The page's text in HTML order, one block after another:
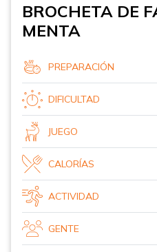
BROCHETA DE
MENTA
PREPARACIÓN
DIFICULTAD
JUEGO
CALORÍAS
ACTIVIDAD
GENTE